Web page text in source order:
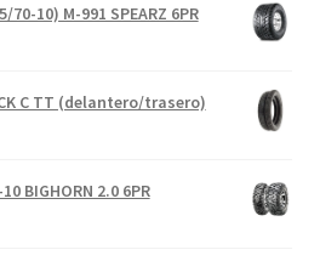
70-10) M-991 SPEARZ 6PR
C TT (delantero/trasero)
BIGHORN 2.0 6PR